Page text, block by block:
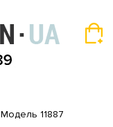
Модель 11887